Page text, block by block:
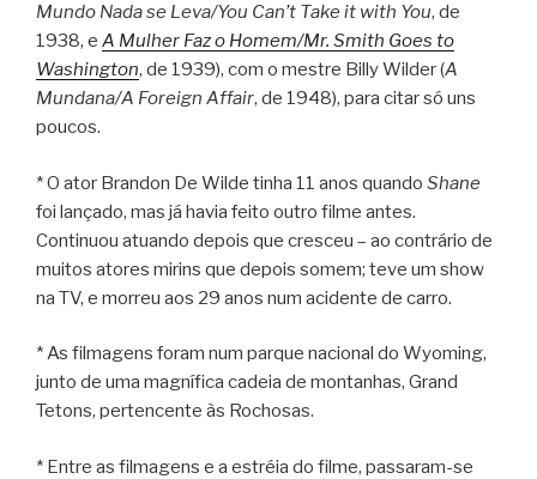
Mundo Nada se Leva/You Can’t Take it with You, de
1938, e A Mulher Faz o Homem/Mr. Smith Goes to
Washington, de 1939), com o mestre Billy Wilder (A
Mundana/A Foreign Affair, de 1948), para citar só uns
poucos.
* O ator Brandon De Wilde tinha 11 anos quando Shane
foi lançado, mas já havia feito outro filme antes.
Continuou atuando depois que cresceu – ao contrário de
muitos atores mirins que depois somem; teve um show
na TV, e morreu aos 29 anos num acidente de carro.
* As filmagens foram num parque nacional do Wyoming,
junto de uma magnífica cadeia de montanhas, Grand
Tetons, pertencente às Rochosas.
* Entre as filmagens e a estréia do filme, passaram-se